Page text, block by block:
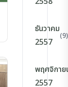
ธันวาคม
2557
(9)
พฤศจิกาย
2557